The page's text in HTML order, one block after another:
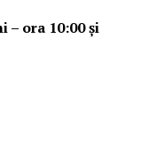
– ora 10:00 și